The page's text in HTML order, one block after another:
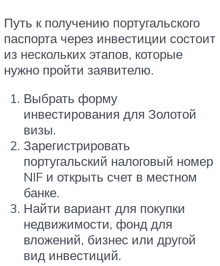
Путь к получению португальского
паспорта через инвестиции состоит
из нескольких этапов, которые
нужно пройти заявителю.
Выбрать форму
инвестирования для Золотой
визы.
Зарегистрировать
португальский налоговый номер
NIF и открыть счет в местном
банке.
Найти вариант для покупки
недвижимости, фонд для
вложений, бизнес или другой
вид инвестиций.